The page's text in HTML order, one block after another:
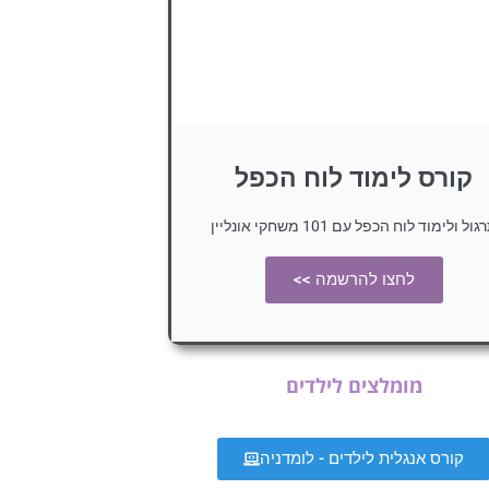
קורס לימוד לוח הכפל
ולימוד לוח הכפל עם 101 משחקי אונליין
לחצו להרשמה >>
מומלצים לילדים
קורס אנגלית לילדים - לומדניה